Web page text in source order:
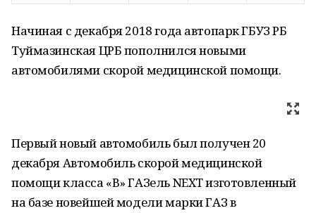
Начиная с декабря 2018 года автопарк ГБУЗ РБ
Туймазинская ЦРБ пополнился новыми
автомобилями скорой медицинской помощи.
Первый новый автомобиль был получен 20
декабря Автомобиль скорой медицинской
помощи класса «В» ГАЗель NEXT изготовленный
на базе новейшей модели марки ГАЗ в